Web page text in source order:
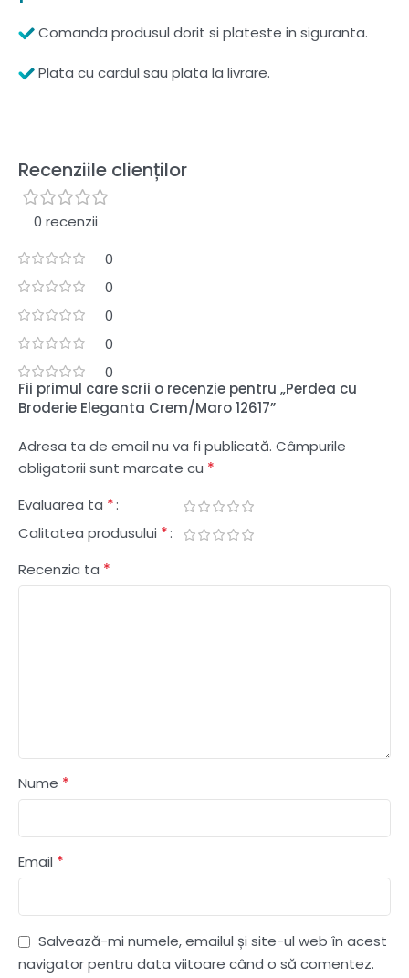
Comanda produsul dorit si plateste in siguranta.
Plata cu cardul sau plata la livrare.
Recenziile clienților
0 recenzii
0
0
0
0
0
Fii primul care scrii o recenzie pentru „Perdea cu
Broderie Eleganta Crem/Maro 12617”
Adresa ta de email nu va fi publicată. Câmpurile
obligatorii sunt marcate cu *
Evaluarea ta *
Calitatea produsului *
Recenzia ta *
Nume *
Email *
Salvează-mi numele, emailul și site-ul web în acest
navigator pentru data viitoare când o să comentez.